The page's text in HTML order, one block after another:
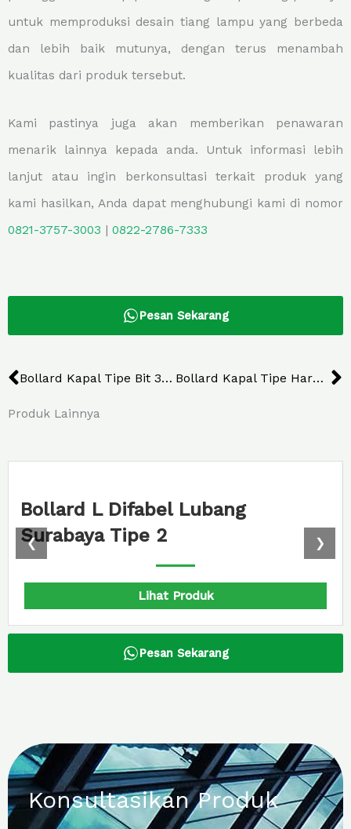
untuk memproduksi desain tiang lampu yang berbeda
dan lebih baik mutunya, dengan terus menambah
kualitas dari produk tersebut.
Kami pastinya juga akan memberikan penawaran
menarik lainnya kepada anda. Untuk informasi lebih
lanjut atau ingin berkonsultasi terkait produk yang
kami hasilkan, Anda dapat menghubungi kami di nomor
0821-3757-3003 | 0822-2786-7333
Pesan Sekarang
Prev Bollard Kapal Tipe Bit 35 Ton Bollard Kapal Tipe Harbour 70 Ton
Produk Lainnya
❮ ❯
Bollard L Difabel Lubang
Surabaya Tipe 2
Lihat Produk
Pesan Sekarang
Konsultasikan Produk